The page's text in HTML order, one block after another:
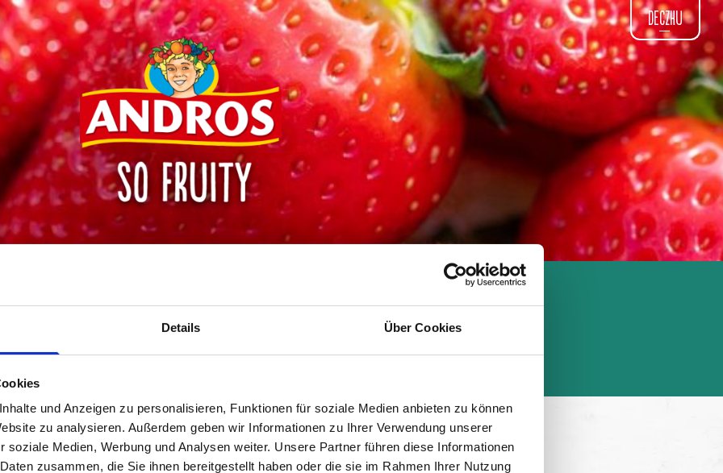
Details Über Cookies
und Anzeigen zu personalisieren, Funktionen für soziale Medien anbieten zu können
zu analysieren. Außerdem geben wir Informationen zu Ihrer Verwendung unserer
soziale Medien, Werbung und Analysen weiter. Unsere Partner führen diese Informationen
zusammen, die Sie ihnen bereitgestellt haben oder die sie im Rahmen Ihrer Nutzung
DECZHU
Andros
Home
OVOCNÉ SVAČINKY